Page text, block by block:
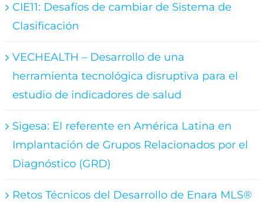
CIE11: Desafíos de cambiar de Sistema de
Clasificación
VECHEALTH – Desarrollo de una
herramienta tecnológica disruptiva para el
estudio de indicadores de salud
Sigesa: El referente en América Latina en
Implantación de Grupos Relacionados por el
Diagnóstico (GRD)
Retos Técnicos del Desarrollo de Enara MLS®